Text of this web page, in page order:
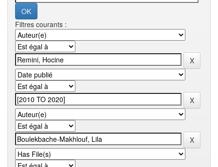
Filtres courants :